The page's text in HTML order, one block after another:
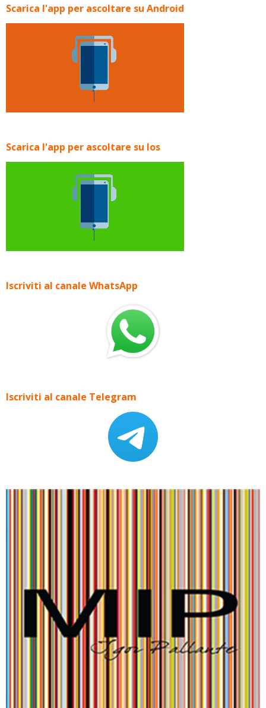
Scarica l'app per ascoltare su Android
Scarica l'app per ascoltare su Ios
Iscriviti al canale WhatsApp
Iscriviti al canale Telegram